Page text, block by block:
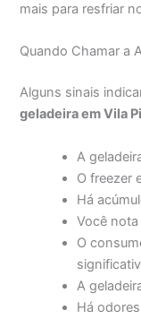
mais para resfriar
Quando Chamar a
Alguns sinais
geladeira em Vila
A
O freezer
Há
Você
O
A
Há